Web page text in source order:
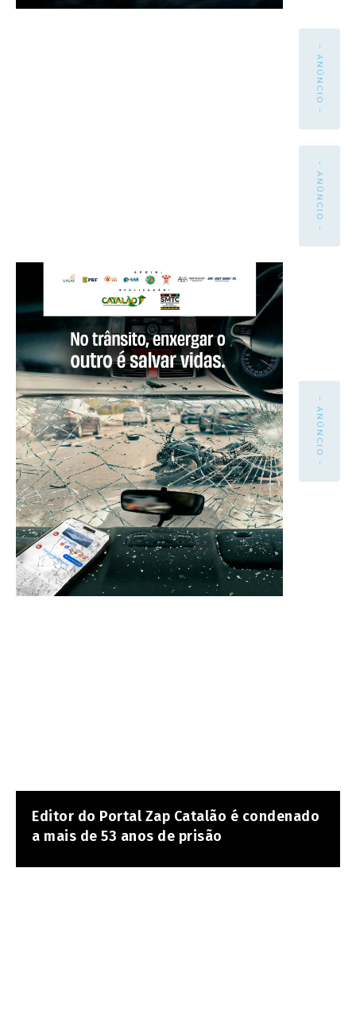
- ANÚNCIO -
- ANÚNCIO -
- ANÚNCIO -
Editor do Portal Zap Catalão é condenado
a mais de 53 anos de prisão